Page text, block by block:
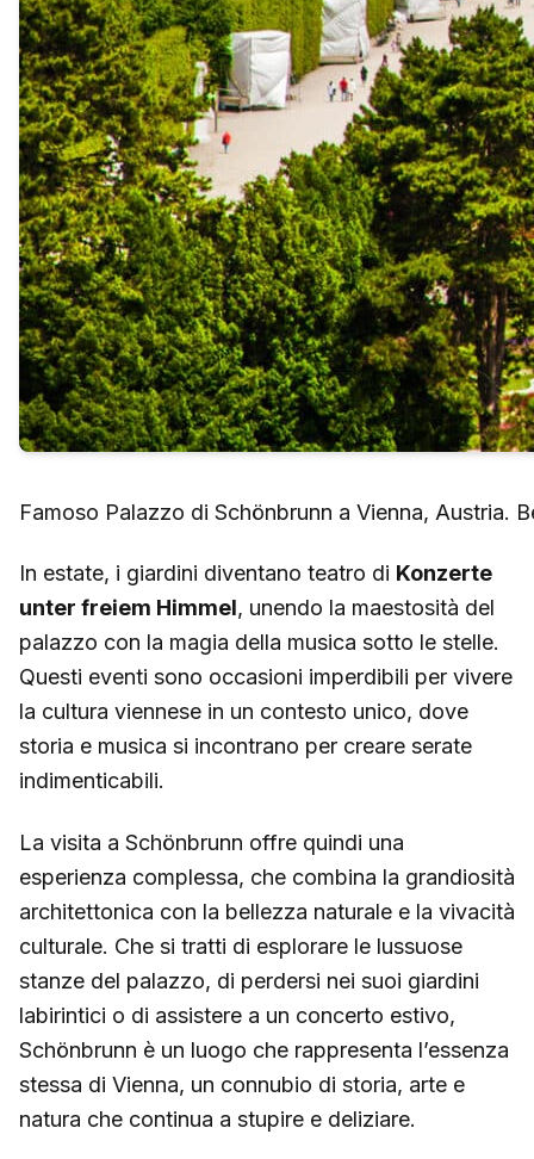
Famoso Palazzo di Schönbrunn a Vienna, Austria.
In estate, i giardini diventano teatro di Konzerte
unter freiem Himmel, unendo la maestosità del
palazzo con la magia della musica sotto le stelle.
Questi eventi sono occasioni imperdibili per vivere
la cultura viennese in un contesto unico, dove
storia e musica si incontrano per creare serate
indimenticabili.
La visita a Schönbrunn offre quindi una
esperienza complessa, che combina la grandiosità
architettonica con la bellezza naturale e la vivacità
culturale. Che si tratti di esplorare le lussuose
stanze del palazzo, di perdersi nei suoi giardini
labirintici o di assistere a un concerto estivo,
Schönbrunn è un luogo che rappresenta l’essenza
stessa di Vienna, un connubio di storia, arte e
natura che continua a stupire e deliziare.